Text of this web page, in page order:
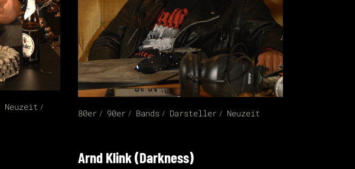
Neuzeit
80er 90er Bands Darsteller Neuzeit
Arnd Klink (Darkness)